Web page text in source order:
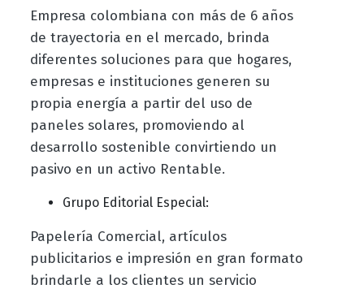
Empresa colombiana con más de 6 años
de trayectoria en el mercado, brinda
diferentes soluciones para que hogares,
empresas e instituciones generen su
propia energía a partir del uso de
paneles solares, promoviendo al
desarrollo sostenible convirtiendo un
pasivo en un activo Rentable.
Grupo Editorial Especial:
Papelería Comercial, artículos
publicitarios e impresión en gran formato
brindarle a los clientes un servicio